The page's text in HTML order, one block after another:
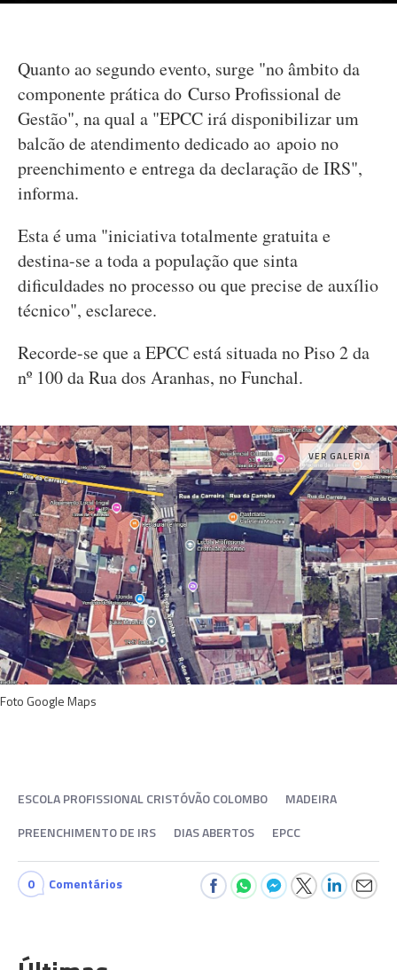
Quanto ao segundo evento, surge "no âmbito da
componente prática do Curso Profissional de
Gestão", na qual a "EPCC irá disponibilizar um
balcão de atendimento dedicado ao apoio no
preenchimento e entrega da declaração de IRS",
informa.
Esta é uma "iniciativa totalmente gratuita e
destina-se a toda a população que sinta
dificuldades no processo ou que precise de auxílio
técnico", esclarece.
Recorde-se que a EPCC está situada no Piso 2 da
nº 100 da Rua dos Aranhas, no Funchal.
VER GALERIA
Foto Google Maps
ESCOLA PROFISSIONAL CRISTÓVÃO COLOMBO
MADEIRA
PREENCHIMENTO DE IRS
DIAS ABERTOS EPCC
0 Comentários